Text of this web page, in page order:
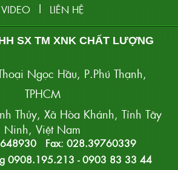
VIDEO | LIÊN HỆ
SX TM XNK CHẤT LƯỢNG
Ngọc Hầu, P.Phú Thạnh,
TPHCM
Thủy, Xã Hòa Khánh, Tỉnh Tây
Ninh, Việt Nam
Fax: 028.39760339
0908.195.213 - 0903 83 33 44